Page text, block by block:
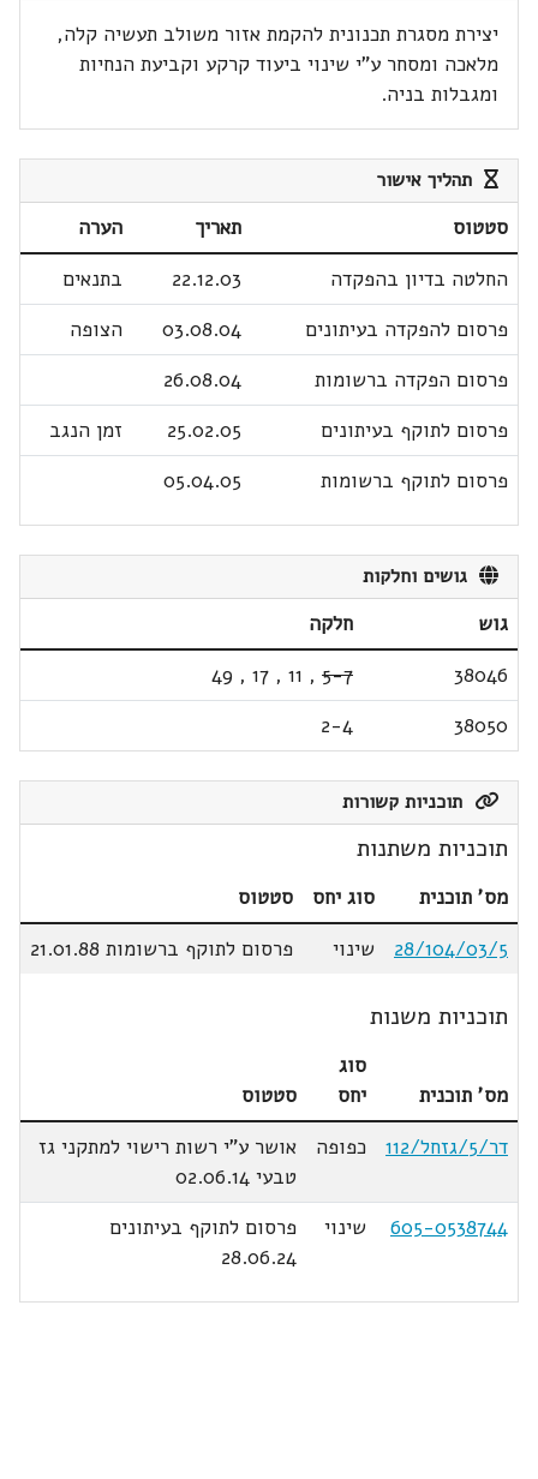
יצירת מסגרת תכנונית להקמת אזור משולב תעשיה קלה,
מלאכה ומסחר ע"י שינוי ביעוד קרקע וקביעת הנחיות
ומגבלות בניה.
תהליך אישור
סטטוס תאריך
הערה
החלטה בדיון בהפקדה
22.12.03
בתנאים
פרסום להפקדה בעיתונים
03.08.04
הצופה
פרסום הפקדה ברשומות
26.08.04
פרסום לתוקף בעיתונים
25.02.05
זמן הנגב
פרסום לתוקף ברשומות
05.04.05
גושים וחלקות
גוש
חלקה
38046
5-7
,
11
,
17
,
49
38050
2-4
תוכניות קשורות
תוכניות משתנות
מס' תוכנית סוג יחס
סטטוס
28/104/03/5
שינוי פרסום לתוקף ברשומות 21.01.88
תוכניות משנות
מס' תוכנית
סוג
יחס
סטטוס
דר/5/גזחל/112
כפופה
אושר ע"י רשות רישוי למתקני גז
טבעי 02.06.14
605-0538744
שינוי
פרסום לתוקף בעיתונים
28.06.24